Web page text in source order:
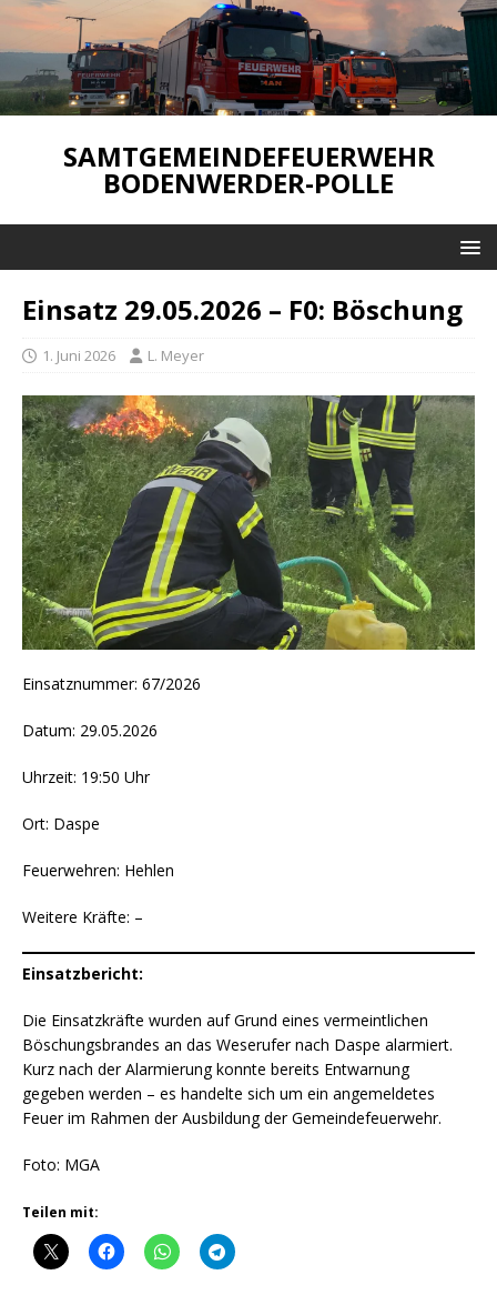
SAMTGEMEINDEFEUERWEHR
BODENWERDER-POLLE
Einsatz 29.05.2026 – F0: Böschung
1. Juni 2026 L. Meyer
Einsatznummer: 67/2026
Datum: 29.05.2026
Uhrzeit: 19:50 Uhr
Ort: Daspe
Feuerwehren: Hehlen
Weitere Kräfte: –
Einsatzbericht:
Die Einsatzkräfte wurden auf Grund eines vermeintlichen
Böschungsbrandes an das Weserufer nach Daspe alarmiert.
Kurz nach der Alarmierung konnte bereits Entwarnung
gegeben werden – es handelte sich um ein angemeldetes
Feuer im Rahmen der Ausbildung der Gemeindefeuerwehr.
Foto: MGA
Teilen mit: